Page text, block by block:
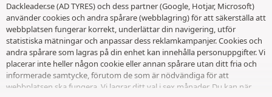
Dackleader.se (AD TYRES) och dess partner (Google, Hotjar, Microsoft)
använder cookies och andra spårare (webblagring) för att säkerställa att
webbplatsen fungerar korrekt, underlättar din navigering, utför
statistiska mätningar och anpassar dess reklamkampanjer. Cookies och
andra spårare som lagras på din enhet kan innehålla personuppgifter. Vi
placerar inte heller någon cookie eller annan spårare utan ditt fria och
informerade samtycke, förutom de som är nödvändiga för att
webbplatsen ska fungera. Vi lagrar ditt val i sex månader. Du kan när